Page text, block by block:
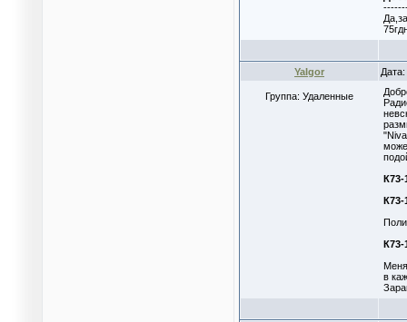
YaIgor
Группа: Удаленные
К73-
К73-
К73-
в